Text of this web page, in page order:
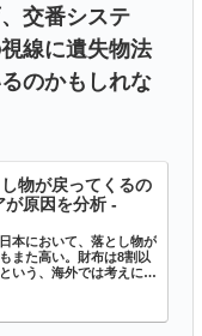
交番システ
線に遺失物法
のかもしれな
物が戻ってくるの
が原因を分析 -
本において、落とし物が
また高い。財布は8割以
いう、海外では考えにく